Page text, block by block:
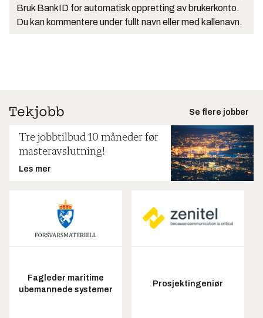
Bruk BankID for automatisk oppretting av brukerkonto.
Du kan kommentere under fullt navn eller med kallenavn.
Se flere jobber
Tre jobbtilbud 10 måneder før
masteravslutning!
Les mer
Fagleder maritime
ubemannede systemer
Prosjektingeniør